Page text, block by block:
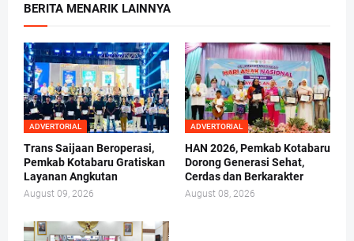
BERITA MENARIK LAINNYA
ADVERTORIAL
Trans Saijaan Beroperasi,
Pemkab Kotabaru Gratiskan
Layanan Angkutan
August 09, 2026
ADVERTORIAL
HAN 2026, Pemkab Kotabaru
Dorong Generasi Sehat,
Cerdas dan Berkarakter
August 08, 2026